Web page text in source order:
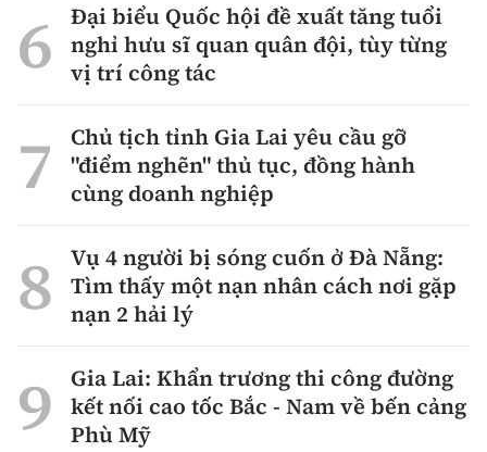
Đại biểu Quốc hội đề xuất tăng tuổi
nghỉ hưu sĩ quan quân đội, tùy từng
vị trí công tác
Chủ tịch tỉnh Gia Lai yêu cầu gỡ
"điểm nghẽn" thủ tục, đồng hành
cùng doanh nghiệp
Vụ 4 người bị sóng cuốn ở Đà Nẵng:
Tìm thấy một nạn nhân cách nơi gặp
nạn 2 hải lý
Gia Lai: Khẩn trương thi công đường
kết nối cao tốc Bắc - Nam về bến cảng
Phù Mỹ